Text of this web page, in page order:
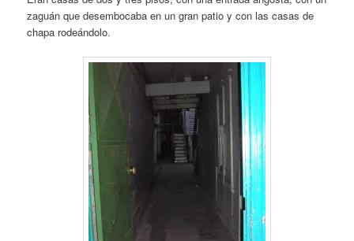
zaguán que desembocaba en un gran patio y con las casas de
chapa rodeándolo.